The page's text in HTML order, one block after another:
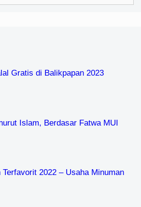
Gratis di Balikpapan 2023
Islam, Berdasar Fatwa MUI
2022 – Usaha Minuman